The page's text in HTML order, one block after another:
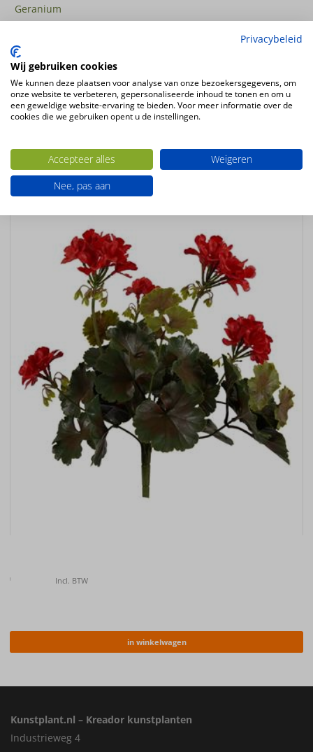
Geranium
kunstplanten
Productconfiguratie
Staande kunstplant
Ook interessant
€ Incl. BTW
in winkelwagen
BESTENDIG
Kunstplant.nl – Kreador kunstplanten
Industrieweg 4
Privacybeleid
Wij gebruiken cookies
We kunnen deze plaatsen voor analyse van onze bezoekersgegevens, om
onze website te verbeteren, gepersonaliseerde inhoud te tonen en om u
een geweldige website-ervaring te bieden. Voor meer informatie over de
cookies die we gebruiken opent u de instellingen.
Accepteer alles
Weigeren
Nee, pas aan